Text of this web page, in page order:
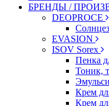
БРЕНДЫ /
DEOPROCE
EVASION
ISOV Sorex
Пенка
Тоник,
Крем
Крем